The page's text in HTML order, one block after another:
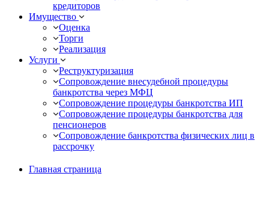
кредиторов
Имущество
Оценка
Торги
Реализация
Услуги
Реструктуризация
Сопровождение внесудебной процедуры
банкротства через МФЦ
Сопровождение процедуры банкротства ИП
Сопровождение процедуры банкротства для
пенсионеров
Сопровождение банкротства физических лиц в
рассрочку
Главная страница